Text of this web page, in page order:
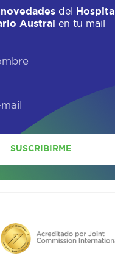
novedades del
Hospital
Austral
en tu mail
SUSCRIBIRME